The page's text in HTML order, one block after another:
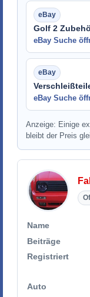
Golf 2
eBay Suche
eBay Suche
Anzeige: Einige
bleibt der Preis
Name
Beiträge
Registriert
Auto